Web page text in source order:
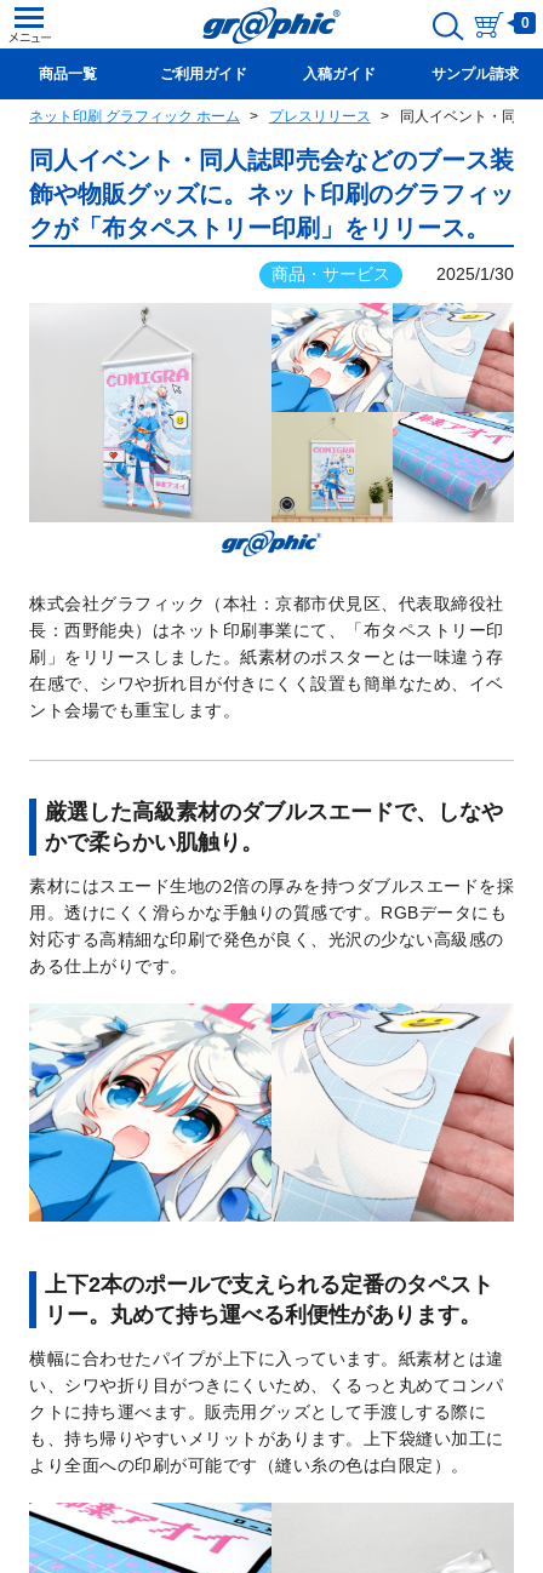
0
商品一覧 ご利用ガイド 入稿ガイド サンプル請求
新規会員登録(無料)
ネット印刷 グラフィック ホーム プレスリリース 同人イベント・同人
同人イベント・同人誌即売会などのブース装
飾や物販グッズに。ネット印刷のグラフィッ
クが「布タペストリー印刷」をリリース。
商品・サービス 2025/1/30
株式会社グラフィック（本社：京都市伏見区、代表取締役社
長：西野能央）はネット印刷事業にて、「布タペストリー印
刷」をリリースしました。紙素材のポスターとは一味違う存
在感で、シワや折れ目が付きにくく設置も簡単なため、イベ
ント会場でも重宝します。
厳選した高級素材のダブルスエードで、しなや
かで柔らかい肌触り。
素材にはスエード生地の2倍の厚みを持つダブルスエードを採
用。透けにくく滑らかな手触りの質感です。RGBデータにも
対応する高精細な印刷で発色が良く、光沢の少ない高級感の
ある仕上がりです。
上下2本のポールで支えられる定番のタペスト
リー。丸めて持ち運べる利便性があります。
横幅に合わせたパイプが上下に入っています。紙素材とは違
い、シワや折り目がつきにくいため、くるっと丸めてコンパ
クトに持ち運べます。販売用グッズとして手渡しする際に
も、持ち帰りやすいメリットがあります。上下袋縫い加工に
より全面への印刷が可能です（縫い糸の色は白限定）。